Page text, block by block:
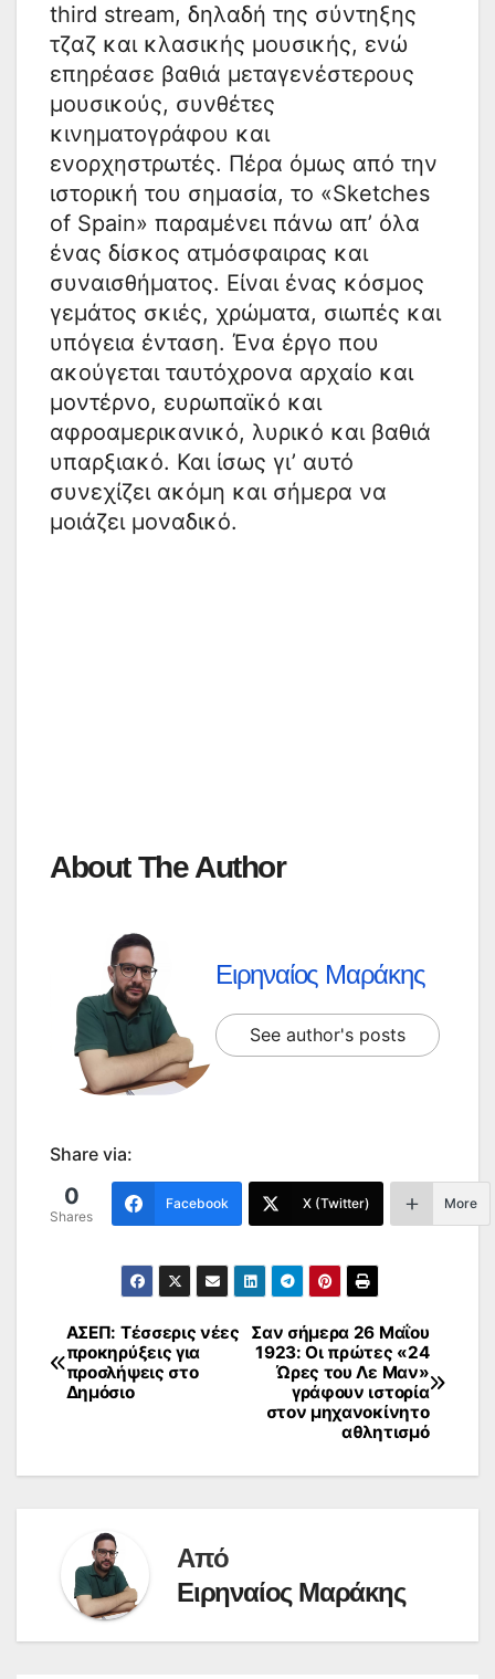
third stream, δηλαδή της σύντηξης
τζαζ και κλασικής μουσικής, ενώ
επηρέασε βαθιά μεταγενέστερους
μουσικούς, συνθέτες
κινηματογράφου και
ενορχηστρωτές. Πέρα όμως από την
ιστορική του σημασία, το «Sketches
of Spain» παραμένει πάνω απ’ όλα
ένας δίσκος ατμόσφαιρας και
συναισθήματος. Είναι ένας κόσμος
γεμάτος σκιές, χρώματα, σιωπές και
υπόγεια ένταση. Ένα έργο που
ακούγεται ταυτόχρονα αρχαίο και
μοντέρνο, ευρωπαϊκό και
αφροαμερικανικό, λυρικό και βαθιά
υπαρξιακό. Και ίσως γι’ αυτό
συνεχίζει ακόμη και σήμερα να
μοιάζει μοναδικό.
About The Author
Ειρηναίος Μαράκης
See author's posts
Share via:
0
Shares
Facebook X (Twitter) More
Πλοήγηση
άρθρων
Σαν σήμερα 26 Μαΐου
1923: Οι πρώτες «24
Ώρες του Λε Μαν»
γράφουν ιστορία
στον μηχανοκίνητο
αθλητισμό
ΑΣΕΠ: Τέσσερις νέες
προκηρύξεις για
προσλήψεις στο
Δημόσιο
Από
Ειρηναίος Μαράκης